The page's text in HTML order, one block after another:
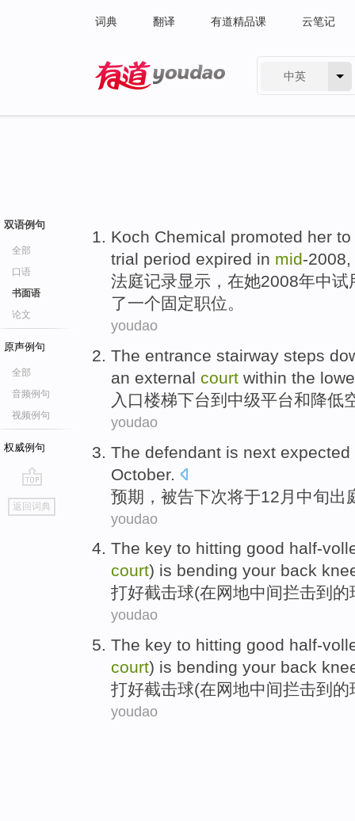
词典 翻译 有道精品课 云笔记
中英
双语例句
全部
口语
书面语
论文
原声例句
全部
音频例句
视频例句
权威例句
go
top
返回词典
Koch Chemical promoted her to
trial period expired in mid-2008,
法庭记录显示 ， 在她2008年中试
了一个固定职位。
youdao
The entrance stairway steps
an external court within the
入口楼梯下台到 中级平台和降低
youdao
The defendant is next expected
October.
预期 ， 被告下次将于12月中旬出
youdao
The key to hitting good half-
court) is bending your back
打好截击球(在网地中间拦击到的
youdao
The key to hitting good half-
court) is bending your back
打好截击球(在网地中间拦击到的
youdao